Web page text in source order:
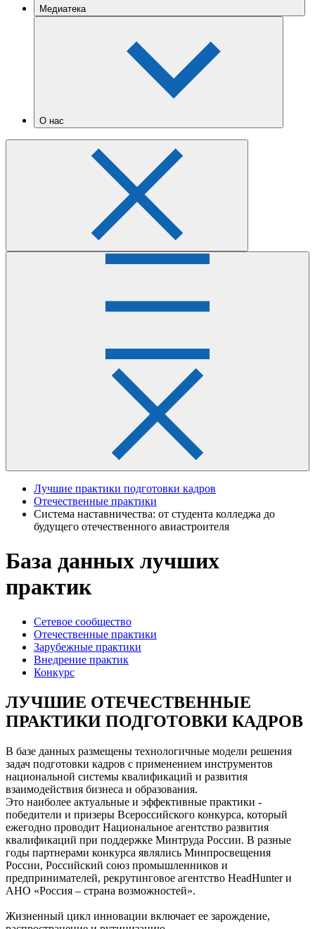
Медиатека
О нас
Лучшие практики подготовки кадров
Отечественные практики
Система наставничества: от студента колледжа до
будущего отечественного авиастроителя
База данных лучших
практик
Сетевое сообщество
Отечественные практики
Зарубежные практики
Внедрение практик
Конкурс
ЛУЧШИЕ ОТЕЧЕСТВЕННЫЕ
ПРАКТИКИ ПОДГОТОВКИ КАДРОВ
В базе данных размещены технологичные модели решения
задач подготовки кадров с применением инструментов
национальной системы квалификаций и развития
взаимодействия бизнеса и образования.
Это наиболее актуальные и эффективные практики -
победители и призеры Всероссийского конкурса, который
ежегодно проводит Национальное агентство развития
квалификаций при поддержке Минтруда России. В разные
годы партнерами конкурса являлись Минпросвещения
России, Российский союз промышленников и
предпринимателей, рекрутинговое агентство HeadHunter и
АНО «Россия – страна возможностей».
Жизненный цикл инновации включает ее зарождение,